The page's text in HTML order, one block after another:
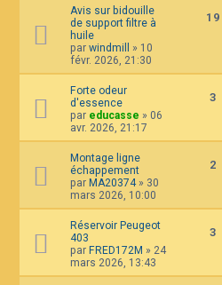
Avis sur bidouille
de support filtre à
huile
par windmill » 10
févr. 2026, 21:30
19
Forte odeur
d'essence
par educasse » 06
avr. 2026, 21:17
3
Montage ligne
échappement
par MA20374» 30
mars 2026, 10:00
2
Réservoir Peugeot
403
par FRED172M » 24
mars 2026, 13:43
3